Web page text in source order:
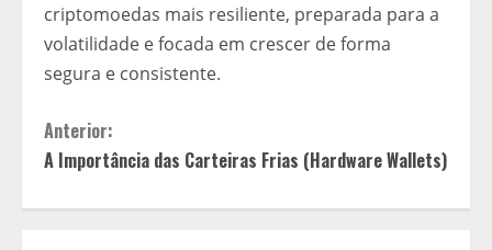
criptomoedas mais resiliente, preparada para a
volatilidade e focada em crescer de forma
segura e consistente.
C
o
Anterior:
A Importância das Carteiras Frias (Hardware Wallets)